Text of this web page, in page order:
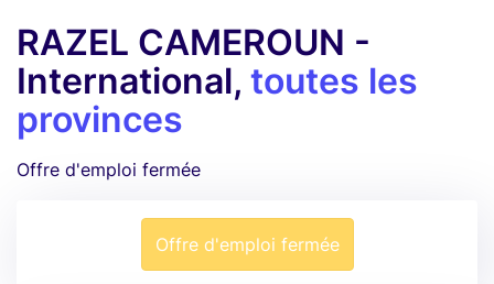
RAZEL CAMEROUN -
International, toutes les
provinces
Offre d'emploi fermée
Offre d'emploi fermée